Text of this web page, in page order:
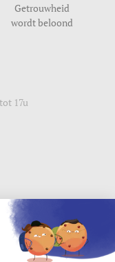
Getrouwheid
wordt beloond
17u